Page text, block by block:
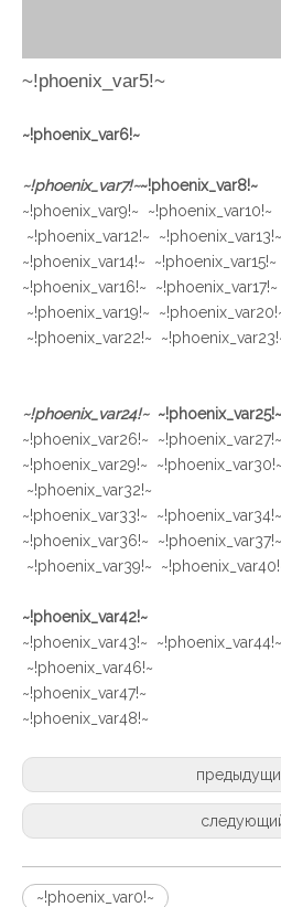
~!phoenix_var5!~
~!phoenix_var6!~
~!phoenix_var7!~
~!phoenix_var9!~ ~!phoenix_var10!~
~!phoenix_var12!~
~!phoenix_var14!~
~!phoenix_var16!~
~!phoenix_var19!~
~!phoenix_var22!~
~!phoenix_var24!~
~!phoenix_var26!~
~!phoenix_var29!~
~!phoenix_var32!~
~!phoenix_var33!~
~!phoenix_var36!~
~!phoenix_var39!~
~!phoenix_var42!~
~!phoenix_var43!~
~!phoenix_var46!~
~!phoenix_var47!~
~!phoenix_var48!~
~!phoenix_var0!~